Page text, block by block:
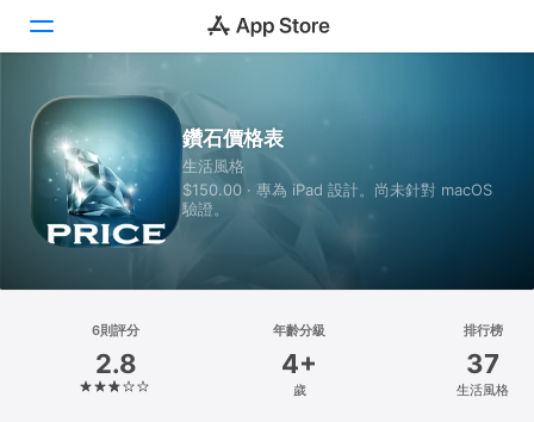
Today
遊戲
App
搜尋
iPhone
鑽石價格表
生活風格
$150.00 · 專為 iPad 設計。尚未針對 macOS
驗證。
6則評分
2.8
年齡分級
4+
歲
排行榜
37
生活風格